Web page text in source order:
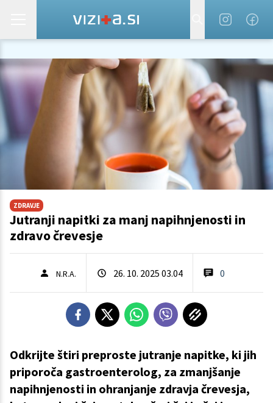
ZDRAVJE
Jutranji napitki za manj napihnjenosti in
zdravo črevesje
N.R.A. 26. 10. 2025 03.04 0
Odkrijte štiri preproste jutranje napitke, ki jih
priporoča gastroenterolog, za zmanjšanje
napihnjenosti in ohranjanje zdravja črevesja,